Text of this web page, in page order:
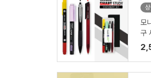
모
구